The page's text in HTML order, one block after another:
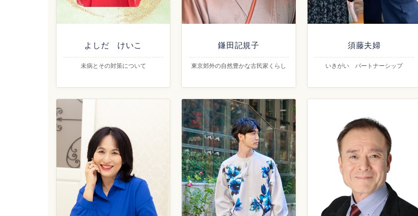
よしだ けいこ
未病とその対策について
鎌田記規子
東京郊外の自然豊かな古民家くらし
須藤夫婦
いきがい パートナーシップ